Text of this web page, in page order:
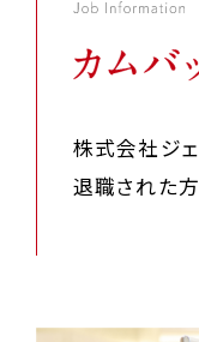
株式会社ジ
退職された